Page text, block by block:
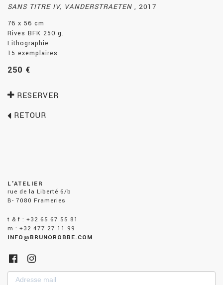
SANS TITRE IV, VANDERSTRAETEN , 2017
76 x 56 cm
Rives BFK 250 g.
Lithographie
15 exemplaires
250 €
RESERVER
RETOUR
L'ATELIER
rue de la Liberté 6/b
B- 7080 Frameries
t & f : +32 65 67 55 81
m : +32 477 27 11 99
INFO@BRUNOROBBE.COM
Adresse